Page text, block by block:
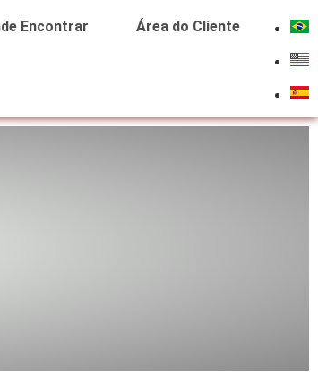
Encontrar Área do Cliente